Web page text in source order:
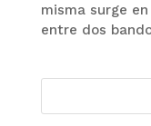
misma surge
entre dos